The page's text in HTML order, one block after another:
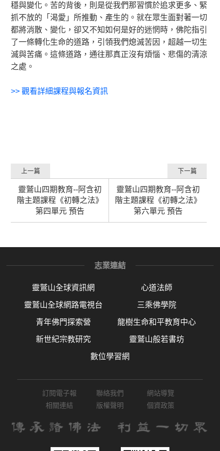
穩與變化。苦的背後，則是從我們那習慣於追求更多、緊
抓不放的「渴愛」所推動、產生的。就在眾生面對著一切
都將消散、變化，卻又不知如何是好的迷惘時，佛陀指引
了一條轉化生命的道路，引領我們熄滅苦因，超越一切生
滅與苦痛。這條道路，通往那真正沒有煩惱、悲傷的清涼
之處。
>> 觀看詳細課程與報名資訊
靈鷲山四期教育--阿含初
階主題課程《初轉之法》
第四單元 預告
上一篇
靈鷲山四期教育--阿含初
階主題課程《初轉之法》
第六單元 預告
下一篇
志業連結
靈鷲山全球資訊網 心道法師
靈鷲山全球網路電視台 三乘佛學院
青年佛門探索營 龍樹生命和平教育中心
新世紀宗教研究 靈鷲山般若書坊
數位學習網
訂閱電子報 聯絡我們
網站導覽
相關連結
版權聲明 個資政策